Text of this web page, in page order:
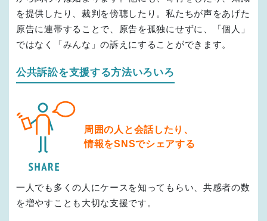
年間
交通費・印紙等の実費
交通費 3万円～
印紙代 原告1人あたり
審級ごとに 1万円～
※多いもので数十万円～
実際には原告が費用を捻出できず、弁護士や専門家への費用は上記のように支
払われていないのが現状です。
日本弁護士会運営「ひまわりリサーチ」によると、 22,000
人近くの弁護士が開所する東京都で「行政紛争（住民
側）」検索表示弁護士数：24人
（2026年1月時点）
ごくわずかです
を提供したり、裁判を傍聴したり。私たちが声をあげた
原告に連帯することで、原告を孤独にせずに、「個人」
ではなく「みんな」の訴えにすることができます。
公共訴訟を支援する方法いろいろ
周囲の人と会話したり、
情報をSNSでシェアする
一人でも多くの人にケースを知ってもらい、共感者の数
を増やすことも大切な支援です。